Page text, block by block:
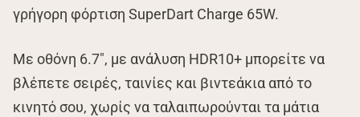
γρήγορη φόρτιση SuperDart Charge 65W.
Με οθόνη 6.7″, με ανάλυση HDR10+ μπορείτε να
βλέπετε σειρές, ταινίες και βιντεάκια από το
κινητό σου, χωρίς να ταλαιπωρούνται τα μάτια